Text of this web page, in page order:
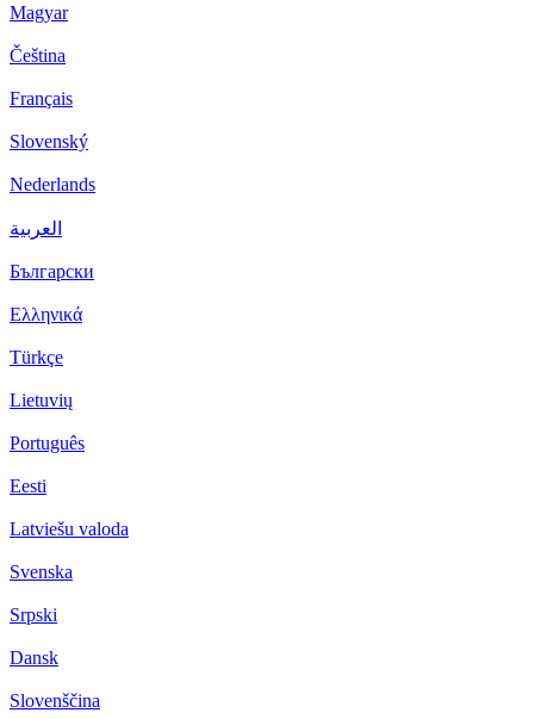
Magyar
Čeština
Français
Slovenský
Nederlands
العربية
Български
Ελληνικά
Türkçe
Lietuvių
Português
Eesti
Latviešu valoda
Svenska
Srpski
Dansk
Slovenščina